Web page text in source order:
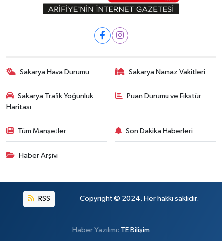
Sakarya Hava Durumu Sakarya Namaz Vakitleri
Sakarya Trafik Yoğunluk
Haritası
Puan Durumu ve Fikstür
Tüm Manşetler Son Dakika Haberleri
Haber Arşivi
RSS Copyright © 2024. Her hakkı saklıdır.
Haber Yazılımı: TE Bilişim